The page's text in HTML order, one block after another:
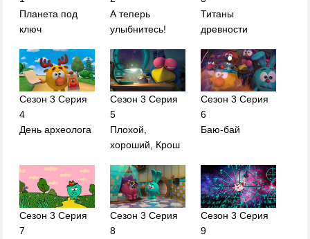
Планета под
ключ
А теперь
улыбнитесь!
Титаны
древности
Сезон 3 Серия
4
День археолога
Сезон 3 Серия
5
Плохой,
хороший, Крош
Сезон 3 Серия
6
Баю-бай
Сезон 3 Серия
7
Сезон 3 Серия
8
Сезон 3 Серия
9